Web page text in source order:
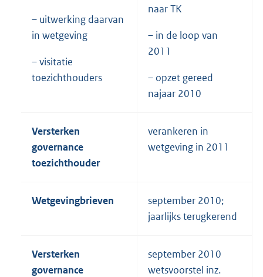
– uitwerking daarvan
in wetgeving
– visitatie
toezichthouders
naar TK
– in de loop van
2011
– opzet gereed
najaar 2010
Versterken
governance
toezichthouder
verankeren in
wetgeving in 2011
Wetgevingbrieven
september 2010;
jaarlijks terugkerend
Versterken
governance
september 2010
wetsvoorstel inz.